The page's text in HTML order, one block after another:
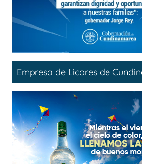
Empresa de Licores de